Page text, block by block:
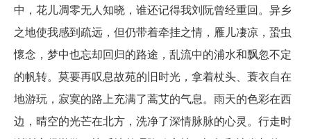
中，花儿凋零无人知晓，谁还记得我刘阮曾经重回。异乡
之地使我感到疏远，但仍带着牵挂之情，雁儿凄凉，蛩虫
懷念，梦中也忘却回归的路途，乱流中的浦水和飘忽不定
的帆转。莫要再叹息故苑的旧时光，拿着杖头、蓑衣自在
地游玩，寂寞的路上充满了蒿艾的气息。雨天的色彩在西
边，晴空的光芒在北方，洗净了深情脉脉的心灵。行走时